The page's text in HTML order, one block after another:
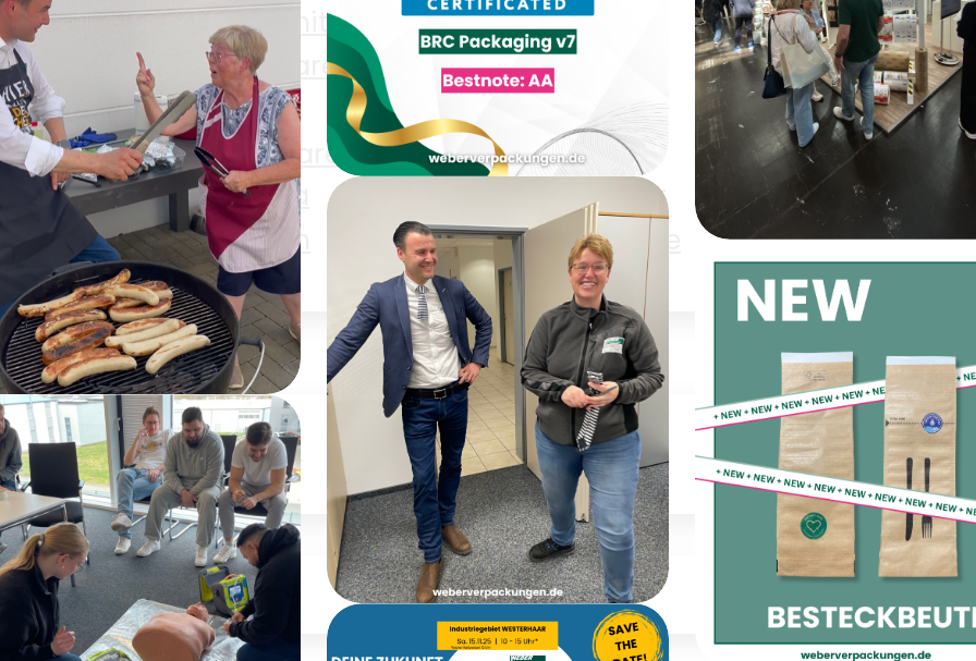
Aufschnitt
Backwaren
Eisenwaren Elektronik
Haushaltswaren
Gemüse
Pharma
Schüttgüter
Textilien
Trockenware
Papier Lover
PPWR
Jobs Ausbildung
Chef grillt (und
hilft)
Bewertung AA bei der
BRCGS Packaging
Materials Issue 7
Zertifizierung
Heute geht’s los –
INTERPACK!